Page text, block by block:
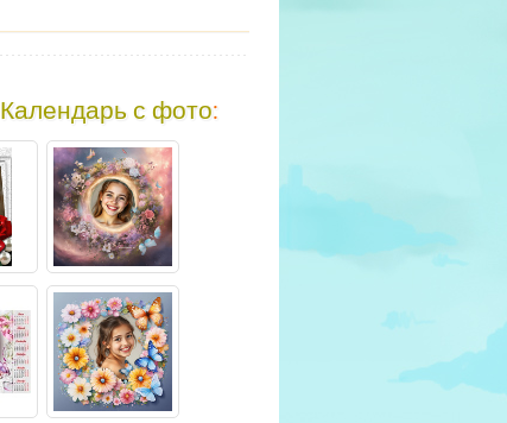
Календарь с фото: